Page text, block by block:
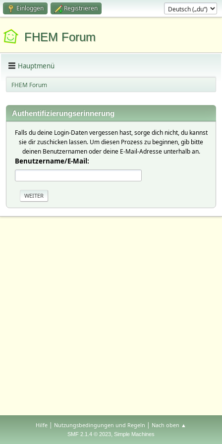
Einloggen Registrieren
FHEM Forum
Hauptmenü
FHEM Forum
Authentifizierungserinnerung
Falls du deine Login-Daten vergessen hast, sorge dich nicht, du kannst
sie dir zuschicken lassen. Um diesen Prozess zu beginnen, gib bitte
deinen Benutzernamen oder deine E-Mail-Adresse unterhalb an.
Benutzername/E-Mail:
Hilfe | Nutzungsbedingungen und Regeln | Nach oben ▲
SMF 2.1.4 © 2023, Simple Machines